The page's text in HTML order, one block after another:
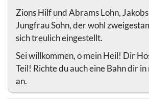
Zions Hilf und Abrams Lohn,­
Jungfrau Sohn, der wohl
sich treulich eingestellt.
Sei willkommen, o mein Heil! Dir
Teil! Richte du auch eine Bahn dir
an.